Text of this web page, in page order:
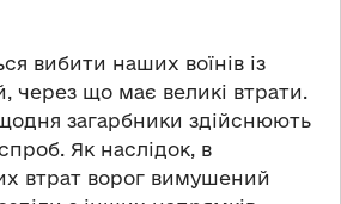
вибити наших воїнів із
через що має великі втрати.
загарбники здійснюють
Як наслідок, в
втрат ворог вимушений